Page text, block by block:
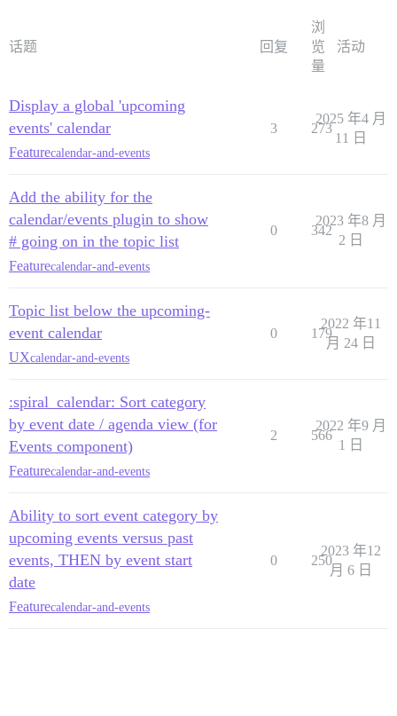
话题 回复
浏
览
量
活动
Display a global 'upcoming
events' calendar
Featurecalendar-and-events
3 273
2025 年4 月
11 日
Add the ability for the
calendar/events plugin to show
# going on in the topic list
Featurecalendar-and-events
0 342
2023 年8 月
2 日
Topic list below the upcoming-
event calendar
UXcalendar-and-events
0 179
2022 年11
月 24 日
:spiral_calendar: Sort category
by event date / agenda view (for
Events component)
Featurecalendar-and-events
2 566
2022 年9 月
1 日
Ability to sort event category by
upcoming events versus past
events, THEN by event start
date
Featurecalendar-and-events
0 250
2023 年12
月 6 日